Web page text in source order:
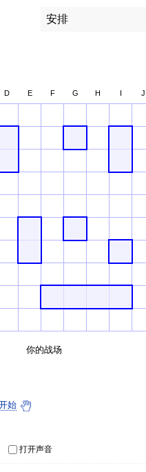
安排
D E F G H I J
你的战场
始
打开声音